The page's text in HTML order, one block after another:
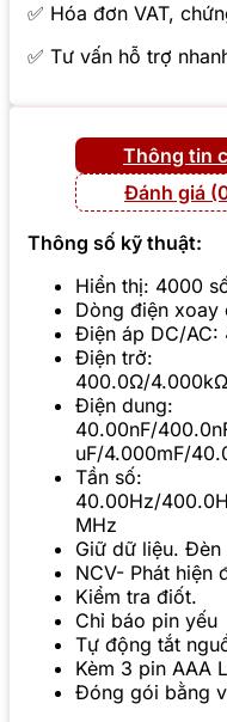
✅ Hóa đơn VAT,
✅ Tư vấn hỗ trợ
Thông tin
Đánh giá
Thông số kỹ thuật:
Hiển thị: 4000
Dòng điện
Điện áp DC/
Điện trở:
400.0Ω/
Điện dung:
40.00nF/
uF/4.000mF/
Tần số:
40.00Hz/
MHz
Giữ dữ liệu.
NCV- Phát hiện
Kiểm tra điốt.
Chỉ báo pin yếu
Tự động tắt
Kèm 3 pin AAA
Đóng gói bằng